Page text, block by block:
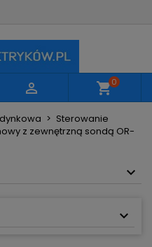
 shopping_cart0
Sterowanie
z zewnętrzną sondą OR-
Utwórz listę życzeń
produkty na
Anuluj Zaloguj się